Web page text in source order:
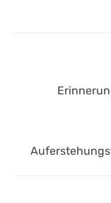
Previous
Next